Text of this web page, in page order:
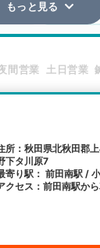
整
検索する
の他の検索方法
もっと見る
間営業 土日営業
所：秋田県北秋田郡
下タ川原7
寄り駅： 前田南駅 /
クセス：前田南駅か